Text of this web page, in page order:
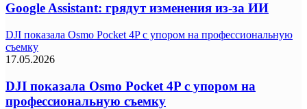
Google Assistant: грядут изменения из-за ИИ
DJI показала Osmo Pocket 4P с упором на профессиональную
съемку
17.05.2026
DJI показала Osmo Pocket 4P с упором на
профессиональную съемку